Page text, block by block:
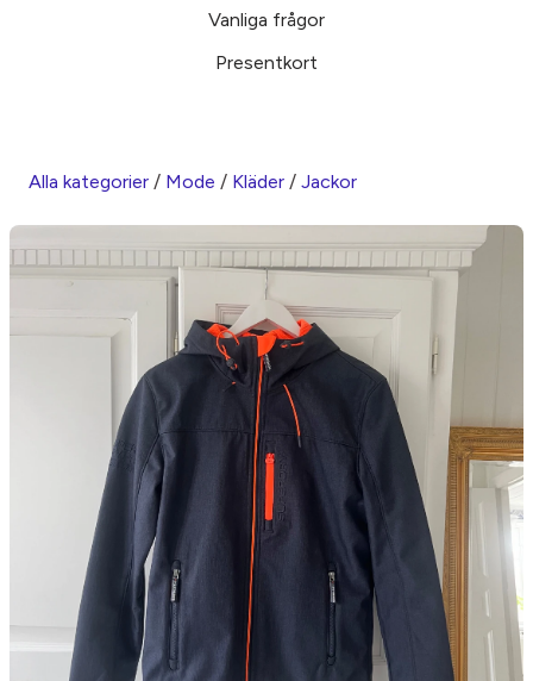
Vanliga frågor
Presentkort
Alla kategorier / Mode / Kläder / Jackor